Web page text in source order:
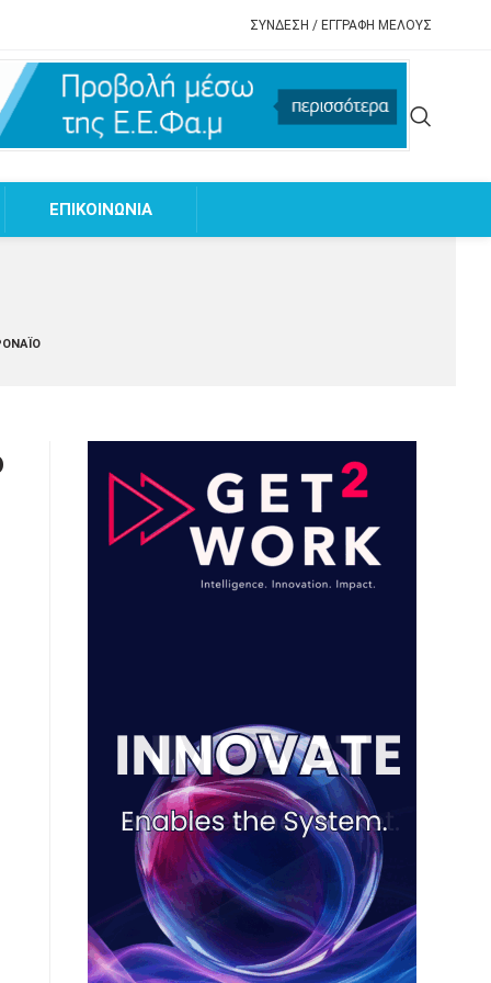
ΣΥΝΔΕΣΗ / ΕΓΓΡΑΦΗ ΜΕΛΟΥΣ
EΠΙΚΟΙΝΩΝΙΑ